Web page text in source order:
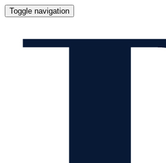
Toggle navigation